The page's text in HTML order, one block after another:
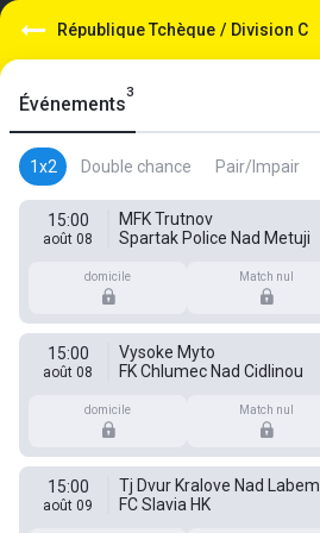
République Tchèque / Division C
Événements
3
1x2 Double chance Pair/Impair
15:00
août 08
MFK Trutnov
Spartak Police Nad Metuji
domicile Match nul
15:00
août 08
Vysoke Myto
FK Chlumec Nad Cidlinou
domicile Match nul
15:00
août 09
Tj Dvur Kralove Nad Labem
FC Slavia HK